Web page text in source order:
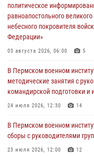
политическое
равноапостольного
небесного покровителя
Федерации»
03 августа 2026, 06:00 5
В Пермском военном
методические занятия с
командирской подготовки и
24 июля 2026, 12:30 14
В Пермском военном
сборы с руководителями
23 июля 2026, 12:00 12